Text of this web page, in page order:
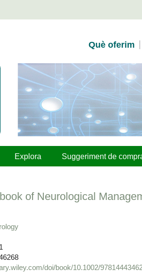
Què oferim
Explora Suggeriment de
of Neurological
doi/book/10.1002/